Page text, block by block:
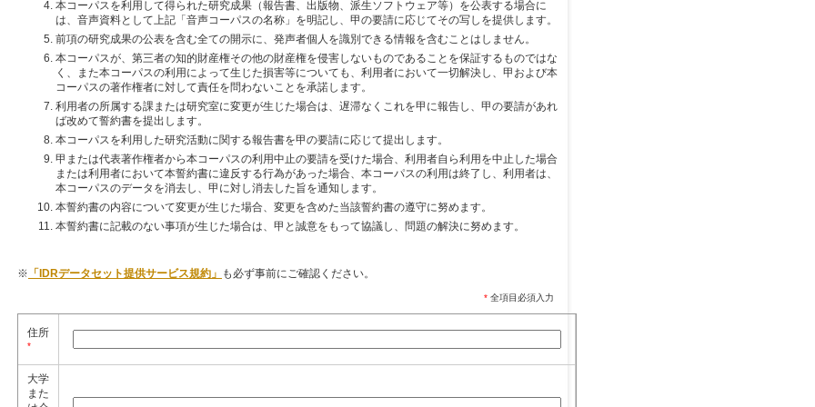
本コーパスを利用して得られた研究成果（報告書、出版物、派生ソフトウェア等）を公表する場合に
は、音声資料として上記「音声コーパスの名称」を明記し、甲の要請に応じてその写しを提供します。
前項の研究成果の公表を含む全ての開示に、発声者個人を識別できる情報を含むことはしません。
本コーパスが、第三者の知的財産権その他の財産権を侵害しないものであることを保証するものではな
く、また本コーパスの利用によって生じた損害等についても、利用者において一切解決し、甲および本
コーパスの著作権者に対して責任を問わないことを承諾します。
利用者の所属する課または研究室に変更が生じた場合は、遅滞なくこれを甲に報告し、甲の要請があれ
ば改めて誓約書を提出します。
本コーパスを利用した研究活動に関する報告書を甲の要請に応じて提出します。
甲または代表著作権者から本コーパスの利用中止の要請を受けた場合、利用者自ら利用を中止した場合
または利用者において本誓約書に違反する行為があった場合、本コーパスの利用は終了し、利用者は、
本コーパスのデータを消去し、甲に対し消去した旨を通知します。
本誓約書の内容について変更が生じた場合、変更を含めた当該誓約書の遵守に努めます。
本誓約書に記載のない事項が生じた場合は、甲と誠意をもって協議し、問題の解決に努めます。
※ 「IDRデータセット提供サービス規約」 も必ず事前にご確認ください。
* 全項目必須入力
住所
*
大学
また